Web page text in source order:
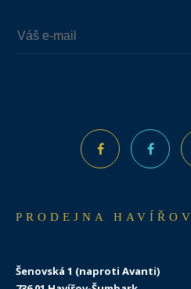
PRODEJNA HAVÍŘOV
Šenovská 1 (naproti Avanti)